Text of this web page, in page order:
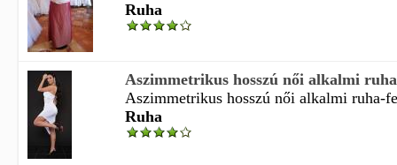
Ruha
Aszimmetrikus hosszú női alkalmi
Aszimmetrikus hosszú női alkalmi ruha-
Ruha